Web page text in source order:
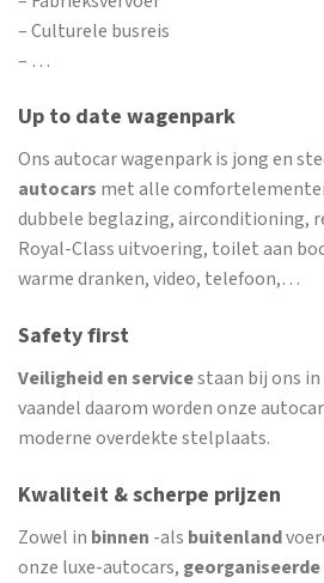
– Culturele busreis
– …
Up to date wagenpark
Ons autocar wagenpark is jong en
autocars met alle
dubbele beglazing, airconditioning,
Royal-Class uitvoering, toilet aan
warme dranken, video, telefoon,…
Safety first
Veiligheid en servicestaan bij ons
vaandel daarom worden onze
moderne overdekte stelplaats.
Kwaliteit & scherpe prijzen
Zowel in binnen -als buitenland
onze luxe-autocars,